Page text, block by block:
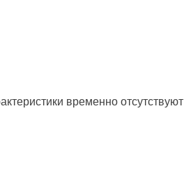
временно отсутствуют